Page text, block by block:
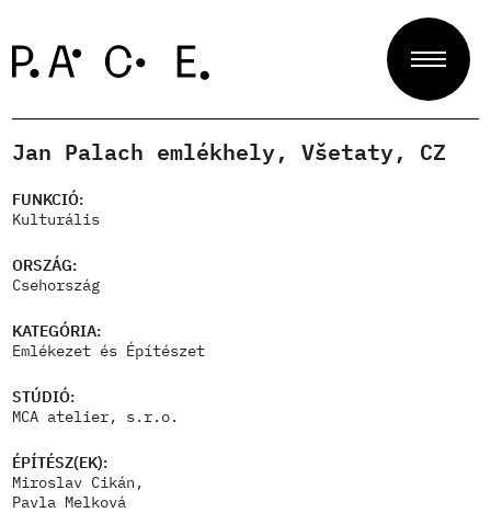
Projektek
Zsűri
Rólunk
Kapcsolat
Jan Palach emlékhely, Všetaty, CZ
FUNKCIÓ:
Kulturális
ORSZÁG:
Csehország
KATEGÓRIA:
Emlékezet és Építészet
STÚDIÓ:
MCA atelier, s.r.o.
ÉPÍTÉSZ(EK):
Miroslav Cikán,
Pavla Melková